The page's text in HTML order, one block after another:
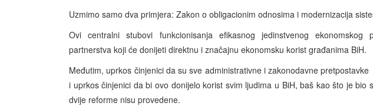
Uzmimo samo dva primjera: Zakon o obligacionim odnosima i modernizacija
Ovi centralni stubovi funkcionisanja efikasnog jedinstvenog ekonomskog
partnerstva koji će donijeti direktnu i značajnu ekonomsku korist građanima BiH.
Međutim, uprkos činjenici da su sve administrativne i zakonodavne
i uprkos činjenici da bi ovo donijelo korist svim ljudima u BiH, baš kao što je bio
dvije reforme nisu provedene.